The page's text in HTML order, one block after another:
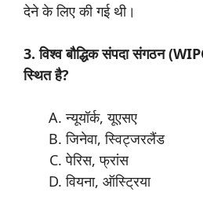
देने के लिए की गई थी।
3. विश्व बौद्धिक संपदा संगठन
स्थित है?
न्यूयॉर्क, यूएसए
जिनेवा, स्विट्जरलैंड
पेरिस, फ्रांस
वियना, ऑस्ट्रिया